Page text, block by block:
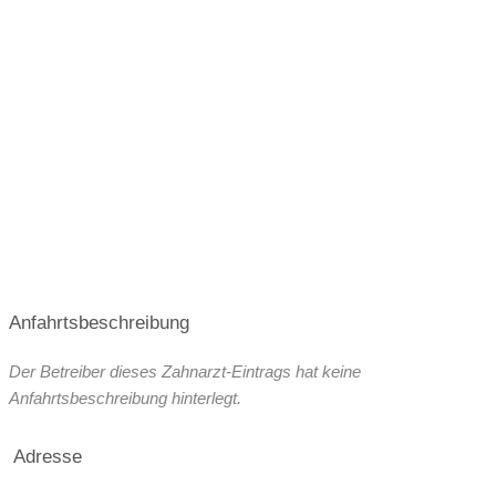
Anfahrtsbeschreibung
Der Betreiber dieses Zahnarzt-Eintrags hat keine
Anfahrtsbeschreibung hinterlegt.
Adresse